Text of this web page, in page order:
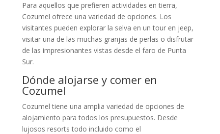
Para aquellos que prefieren actividades en tierra,
Cozumel ofrece una variedad de opciones. Los
visitantes pueden explorar la selva en un tour en jeep,
visitar una de las muchas granjas de perlas o disfrutar
de las impresionantes vistas desde el faro de Punta
Sur.
Dónde alojarse y comer en
Cozumel
Cozumel tiene una amplia variedad de opciones de
alojamiento para todos los presupuestos. Desde
lujosos resorts todo incluido como el